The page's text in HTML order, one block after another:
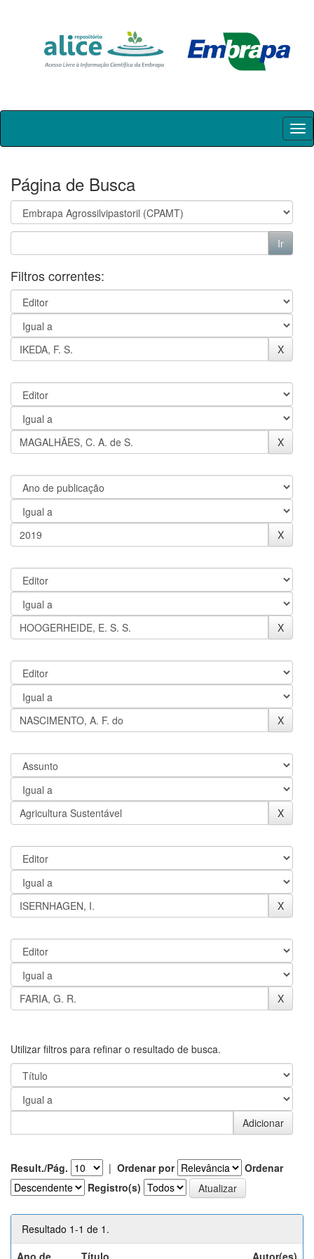
Skip
Página de Busca
Filtros correntes:
Utilizar filtros para refinar o resultado de busca.
Result./Pág. | Ordenar por
Ordenar
Registro(s)
Resultado 1-1 de 1.
Ano de
Título Autor(es)